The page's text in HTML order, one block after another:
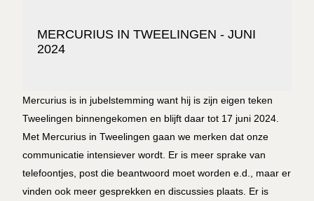
MERCURIUS IN TWEELINGEN - JUNI
2024
Mercurius is in jubelstemming want hij is zijn eigen teken
Tweelingen binnengekomen en blijft daar tot 17 juni 2024.
Met Mercurius in Tweelingen gaan we merken dat onze
communicatie intensiever wordt. Er is meer sprake van
telefoontjes, post die beantwoord moet worden e.d., maar er
vinden ook meer gesprekken en discussies plaats. Er is